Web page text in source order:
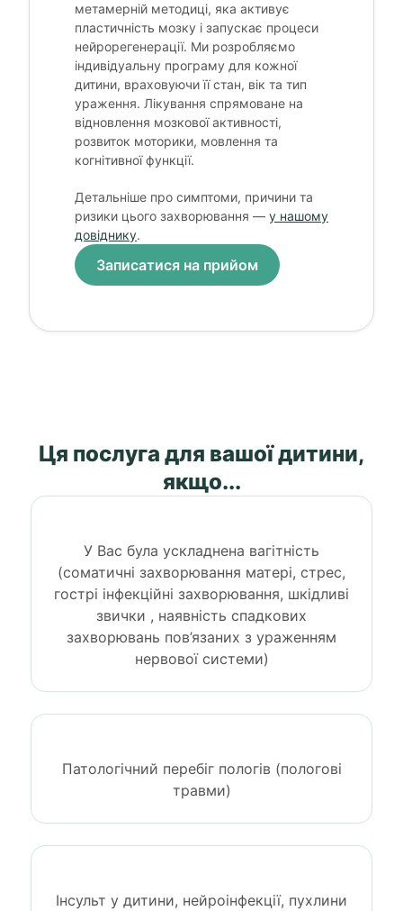
метамерній методиці, яка активує
пластичність мозку і запускає процеси
нейрорегенерації. Ми розробляємо
індивідуальну програму для кожної
дитини, враховуючи її стан, вік та тип
ураження. Лікування спрямоване на
відновлення мозкової активності,
розвиток моторики, мовлення та
когнітивної функції.
Детальніше про симптоми, причини та
ризики цього захворювання — у нашому
довіднику.
Записатися на прийом
Ця послуга для вашої дитини,
якщо...
У Вас була ускладнена вагітність
(соматичні захворювання матері, стрес,
гострі інфекційні захворювання, шкідливі
звички , наявність спадкових
захворювань пов’язаних з ураженням
нервової системи)
Патологічний перебіг пологів (пологові
травми)
Інсульт у дитини, нейроінфекції, пухлини